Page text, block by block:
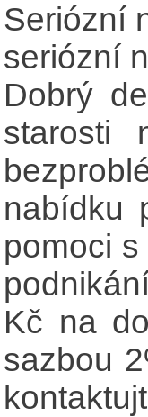
Seriózní
seriózní
Dobrý
starosti
nabídku
pomoci
Kč na
sazbou